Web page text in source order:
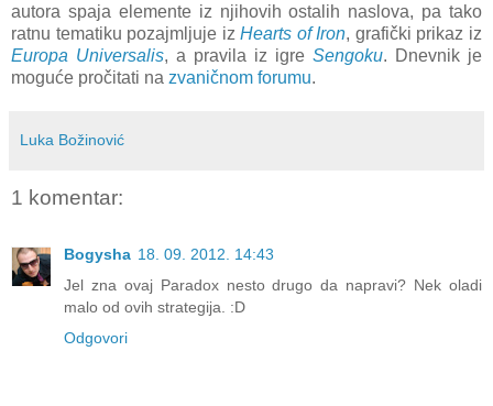
autora spaja elemente iz njihovih ostalih naslova, pa tako
ratnu tematiku pozajmljuje izHearts of Iron, grafički prikaz iz
Europa Universalis, a pravila iz igre Sengoku. Dnevnik je
moguće pročitati na zvaničnom forumu.
Luka Božinović
1 komentar:
Bogysha 18. 09. 2012. 14:43
Jel zna ovaj Paradox nesto drugo da napravi? Nek oladi
malo od ovih strategija. :D
Odgovori